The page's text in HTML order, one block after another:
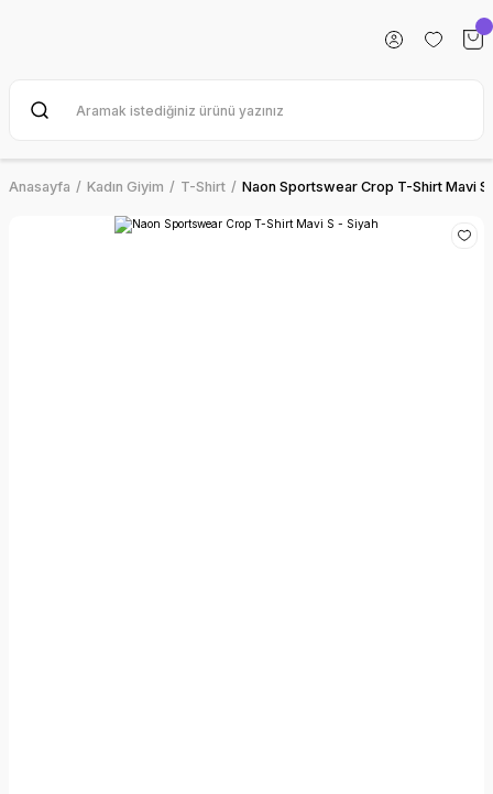
Anasayfa Kadın Giyim T-Shirt Naon Sportswear Crop T-Shirt Mavi S